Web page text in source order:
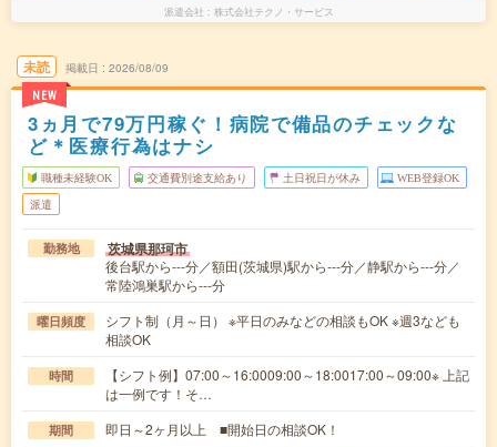
派遣会社 株式会社テクノ・サービス
未読
NEW
掲載日 2026/08/09
3ヵ月で79万円稼ぐ！病院で備品のチェックな
ど＊医療行為はナシ
職種未経験OK 交通費別途支給あり 土日祝日が休み WEB登録OK
派遣
勤務地 茨城県那珂市
後台駅から---分／額田(茨城県)駅から---分／静駅から---分／
常陸鴻巣駅から---分
曜日頻度
シフト制（月～日） ※平日のみなどの相談もOK ※週3なども
相談OK
時間
【シフト例】07:00～16:0009:00～18:0017:00～09:00※ 上記
は一例です！そ…
期間 即日～2ヶ月以上 ■開始日の相談OK！